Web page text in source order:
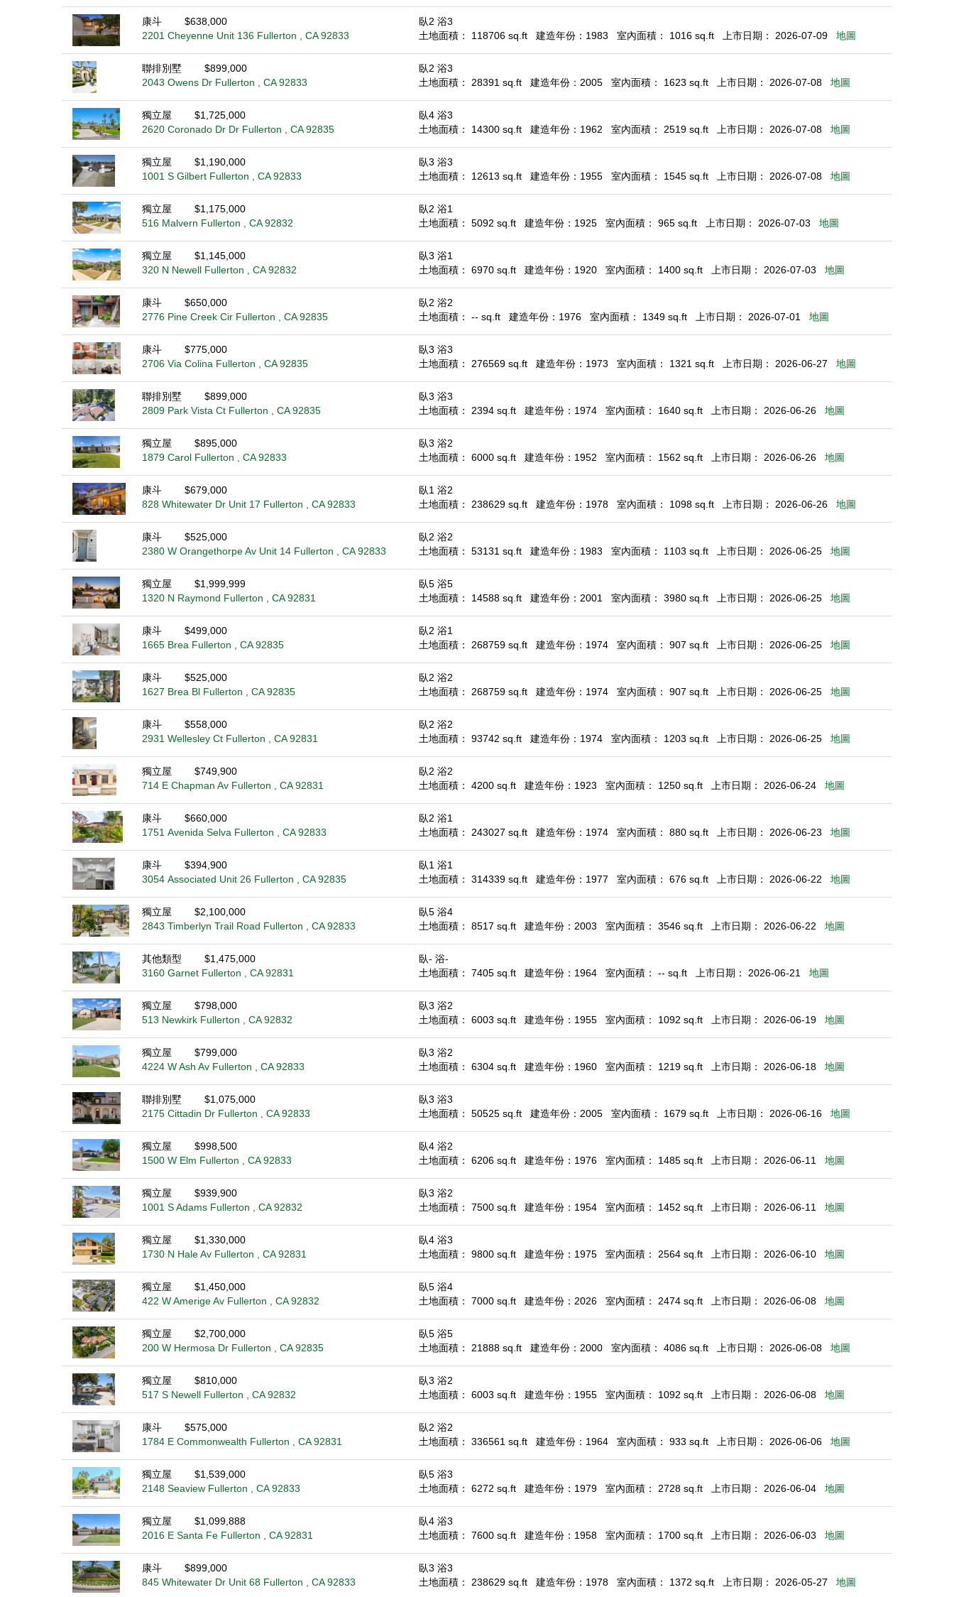
康斗
$638,000
2201 Cheyenne Unit 136 Fullerton , CA 92833
臥2 浴3
土地面積： 118706 sq.ft
建造年份：1983 室內面積： 1016 sq.ft 上市日期： 2026-07-09 地圖
聯排別墅
$899,000
2043 Owens Dr Fullerton , CA 92833
臥2 浴3
土地面積： 28391 sq.ft
建造年份：2005 室內面積： 1623 sq.ft 上市日期： 2026-07-08 地圖
獨立屋
$1,725,000
2620 Coronado Dr Dr Fullerton , CA 92835
臥4 浴3
土地面積： 14300 sq.ft
建造年份：1962 室內面積： 2519 sq.ft 上市日期： 2026-07-08 地圖
獨立屋
$1,190,000
1001 S Gilbert Fullerton , CA 92833
臥3 浴3
土地面積： 12613 sq.ft
建造年份：1955 室內面積： 1545 sq.ft 上市日期： 2026-07-08 地圖
獨立屋
$1,175,000
516 Malvern Fullerton , CA 92832
臥2 浴1
土地面積： 5092 sq.ft
建造年份：1925 室內面積： 965 sq.ft 上市日期： 2026-07-03 地圖
獨立屋
$1,145,000
320 N Newell Fullerton , CA 92832
臥3 浴1
土地面積： 6970 sq.ft
建造年份：1920 室內面積： 1400 sq.ft 上市日期： 2026-07-03 地圖
康斗
$650,000
2776 Pine Creek Cir Fullerton , CA 92835
臥2 浴2
土地面積： -- sq.ft
建造年份：1976 室內面積： 1349 sq.ft 上市日期： 2026-07-01 地圖
康斗
$775,000
2706 Via Colina Fullerton , CA 92835
臥3 浴3
土地面積： 276569 sq.ft
建造年份：1973 室內面積： 1321 sq.ft 上市日期： 2026-06-27 地圖
聯排別墅
$899,000
2809 Park Vista Ct Fullerton , CA 92835
臥3 浴3
土地面積： 2394 sq.ft
建造年份：1974 室內面積： 1640 sq.ft 上市日期： 2026-06-26 地圖
獨立屋
$895,000
1879 Carol Fullerton , CA 92833
臥3 浴2
土地面積： 6000 sq.ft
建造年份：1952 室內面積： 1562 sq.ft 上市日期： 2026-06-26 地圖
康斗
$679,000
828 Whitewater Dr Unit 17 Fullerton , CA 92833
臥1 浴2
土地面積： 238629 sq.ft
建造年份：1978 室內面積： 1098 sq.ft 上市日期： 2026-06-26 地圖
康斗
$525,000
2380 W Orangethorpe Av Unit 14 Fullerton , CA 92833
臥2 浴2
土地面積： 53131 sq.ft
建造年份：1983 室內面積： 1103 sq.ft 上市日期： 2026-06-25 地圖
獨立屋
$1,999,999
1320 N Raymond Fullerton , CA 92831
臥5 浴5
土地面積： 14588 sq.ft
建造年份：2001 室內面積： 3980 sq.ft 上市日期： 2026-06-25 地圖
康斗
$499,000
1665 Brea Fullerton , CA 92835
臥2 浴1
土地面積： 268759 sq.ft
建造年份：1974 室內面積： 907 sq.ft 上市日期： 2026-06-25 地圖
康斗
$525,000
1627 Brea Bl Fullerton , CA 92835
臥2 浴2
土地面積： 268759 sq.ft
建造年份：1974 室內面積： 907 sq.ft 上市日期： 2026-06-25 地圖
康斗
$558,000
2931 Wellesley Ct Fullerton , CA 92831
臥2 浴2
土地面積： 93742 sq.ft
建造年份：1974 室內面積： 1203 sq.ft 上市日期： 2026-06-25 地圖
獨立屋
$749,900
714 E Chapman Av Fullerton , CA 92831
臥2 浴2
土地面積： 4200 sq.ft
建造年份：1923 室內面積： 1250 sq.ft 上市日期： 2026-06-24 地圖
康斗
$660,000
1751 Avenida Selva Fullerton , CA 92833
臥2 浴1
土地面積： 243027 sq.ft
建造年份：1974 室內面積： 880 sq.ft 上市日期： 2026-06-23 地圖
康斗
$394,900
3054 Associated Unit 26 Fullerton , CA 92835
臥1 浴1
土地面積： 314339 sq.ft
建造年份：1977 室內面積： 676 sq.ft 上市日期： 2026-06-22 地圖
獨立屋
$2,100,000
2843 Timberlyn Trail Road Fullerton , CA 92833
臥5 浴4
土地面積： 8517 sq.ft
建造年份：2003 室內面積： 3546 sq.ft 上市日期： 2026-06-22 地圖
其他類型
$1,475,000
3160 Garnet Fullerton , CA 92831
臥- 浴-
土地面積： 7405 sq.ft
建造年份：1964 室內面積： -- sq.ft 上市日期： 2026-06-21 地圖
獨立屋
$798,000
513 Newkirk Fullerton , CA 92832
臥3 浴2
土地面積： 6003 sq.ft
建造年份：1955 室內面積： 1092 sq.ft 上市日期： 2026-06-19 地圖
獨立屋
$799,000
4224 W Ash Av Fullerton , CA 92833
臥3 浴2
土地面積： 6304 sq.ft
建造年份：1960 室內面積： 1219 sq.ft 上市日期： 2026-06-18 地圖
聯排別墅
$1,075,000
2175 Cittadin Dr Fullerton , CA 92833
臥3 浴3
土地面積： 50525 sq.ft
建造年份：2005 室內面積： 1679 sq.ft 上市日期： 2026-06-16 地圖
獨立屋
$998,500
1500 W Elm Fullerton , CA 92833
臥4 浴2
土地面積： 6206 sq.ft
建造年份：1976 室內面積： 1485 sq.ft 上市日期： 2026-06-11 地圖
獨立屋
$939,900
1001 S Adams Fullerton , CA 92832
臥3 浴2
土地面積： 7500 sq.ft
建造年份：1954 室內面積： 1452 sq.ft 上市日期： 2026-06-11 地圖
獨立屋
$1,330,000
1730 N Hale Av Fullerton , CA 92831
臥4 浴3
土地面積： 9800 sq.ft
建造年份：1975 室內面積： 2564 sq.ft 上市日期： 2026-06-10 地圖
獨立屋
$1,450,000
422 W Amerige Av Fullerton , CA 92832
臥5 浴4
土地面積： 7000 sq.ft
建造年份：2026 室內面積： 2474 sq.ft 上市日期： 2026-06-08 地圖
獨立屋
$2,700,000
200 W Hermosa Dr Fullerton , CA 92835
臥5 浴5
土地面積： 21888 sq.ft
建造年份：2000 室內面積： 4086 sq.ft 上市日期： 2026-06-08 地圖
獨立屋
$810,000
517 S Newell Fullerton , CA 92832
臥3 浴2
土地面積： 6003 sq.ft
建造年份：1955 室內面積： 1092 sq.ft 上市日期： 2026-06-08 地圖
康斗
$575,000
1784 E Commonwealth Fullerton , CA 92831
臥2 浴2
土地面積： 336561 sq.ft
建造年份：1964 室內面積： 933 sq.ft 上市日期： 2026-06-06 地圖
獨立屋
$1,539,000
2148 Seaview Fullerton , CA 92833
臥5 浴3
土地面積： 6272 sq.ft
建造年份：1979 室內面積： 2728 sq.ft 上市日期： 2026-06-04 地圖
獨立屋
$1,099,888
2016 E Santa Fe Fullerton , CA 92831
臥4 浴3
土地面積： 7600 sq.ft
建造年份：1958 室內面積： 1700 sq.ft 上市日期： 2026-06-03 地圖
康斗
$899,000
845 Whitewater Dr Unit 68 Fullerton , CA 92833
臥3 浴3
土地面積： 238629 sq.ft
建造年份：1978 室內面積： 1372 sq.ft 上市日期： 2026-05-27 地圖